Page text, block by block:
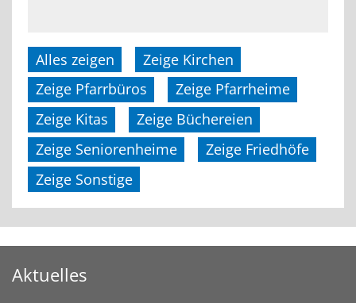
Alles zeigen
Zeige Kirchen
Zeige Pfarrbüros
Zeige Pfarrheime
Zeige Kitas
Zeige Büchereien
Zeige Seniorenheime
Zeige Friedhöfe
Zeige Sonstige
Aktuelles